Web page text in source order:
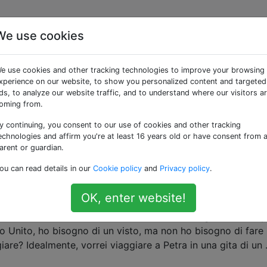
«ruins»
a Tbilisi di proprietà greca?
e sul sentiero tra la fortezza di Narikala e la statua di
in rovina, non antichi ma pre-sovietici. Uno di essi ha una
la gente e un cartello che lo dichiara proprietà della
tbilisi ruins
Israele?
e vorrei visitare Petra mentre sono nella regione. Ho
Unito, ho bisogno di un visto, ma non ho bisogno di fare
Idealmente, vorrei viaggiare a Petra in una gita di un
use cookies
use cookies and other tracking technologies to improve your browsing
on our website, to show you personalized content and targeted
to analyze our website traffic, and to understand where our visitors
from.
continuing, you consent to our use of cookies and other tracking
and affirm you're at least 16 years old or have consent from a
or guardian.
can read details in our Cookie policy and Privacy policy.
OK, enter website!